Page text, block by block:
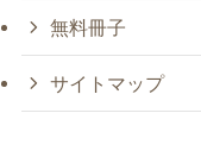
無料冊子
サイトマップ